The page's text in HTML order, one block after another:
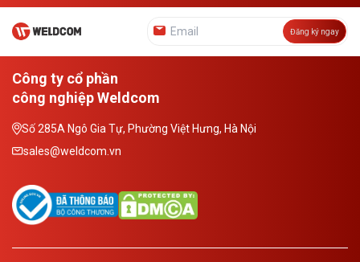
Đăng ký ngay
Công ty cổ phần
công nghiệp Weldcom
Số 285A Ngô Gia Tự, Phường Việt Hưng, Hà Nội
sales@weldcom.vn